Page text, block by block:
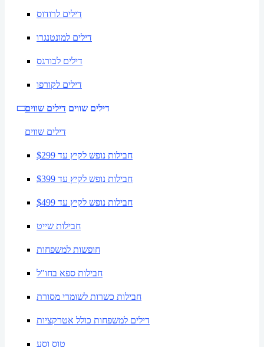
דילים לרודוס
דילים למונטנגרו
דילים לבורגס
דילים לקורפו
דילים שווים דילים שווים
דילים שווים
חבילות נופש לקיץ עד $299
חבילות נופש לקיץ עד $399
חבילות נופש לקיץ עד $499
חבילות שייט
חופשות למשפחות
חבילות ספא בחו"ל
חבילות כשרות לשומרי מסורת
דילים למשפחות כולל אטרקציות
טוס וסע